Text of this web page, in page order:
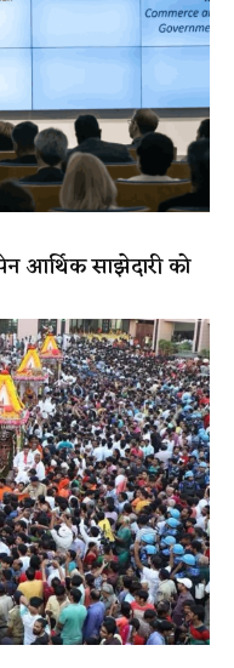
आर्थिक साझेदारी को